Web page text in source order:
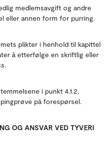
medlemsavgift og andre
eller annen form for purring.
plikter i henhold til kapittel
å etterfølge en skriftlig eller
i punkt 4.1.2,
på forespørsel.
OG ANSVAR VED TYVERI